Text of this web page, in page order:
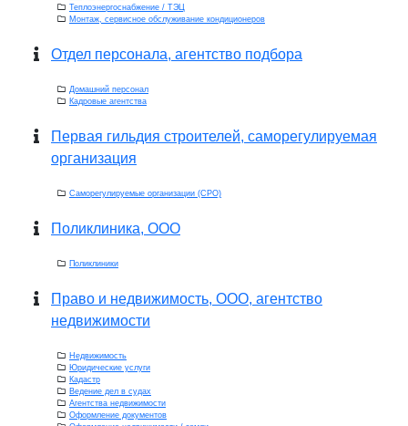
Теплоэнергоснабжение / ТЭЦ
Монтаж, сервисное обслуживание кондиционеров
Отдел персонала, агентство подбора
Домашний персонал
Кадровые агентства
Первая гильдия строителей, саморегулируемая
организация
Саморегулируемые организации (СРО)
Поликлиника, ООО
Поликлиники
Право и недвижимость, ООО, агентство
недвижимости
Недвижимость
Юридические услуги
Кадастр
Ведение дел в судах
Агентства недвижимости
Оформление документов